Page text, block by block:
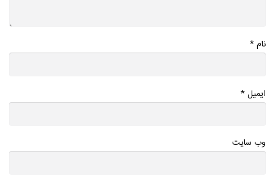
نام*
ایمیل*
وب سایت